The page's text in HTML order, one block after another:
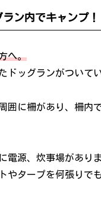
ラン内でキャンプ！
へ。
ドッグランがついて
囲に柵があり、柵内
電源、炊事場がありま
タープを何張りで